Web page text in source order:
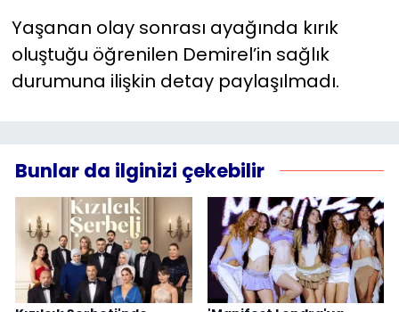
Yaşanan olay sonrası ayağında kırık
oluştuğu öğrenilen Demirel’in sağlık
durumuna ilişkin detay paylaşılmadı.
Bunlar da ilginizi çekebilir